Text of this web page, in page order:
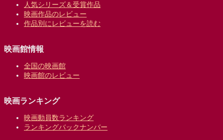
人気シリーズ＆受賞作品
映画作品のレビュー
作品別にレビューを読む
映画館情報
全国の映画館
映画館のレビュー
映画ランキング
映画動員数ランキング
ランキングバックナンバー